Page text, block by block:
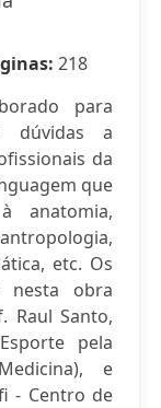
218
para
dúvidas a
da
que
anatomia,
etc. Os
nesta obra
Raul Santo,
pela
e
- Centro de